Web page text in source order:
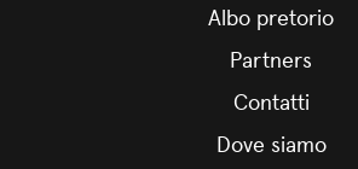
Albo pretorio
Partners
Contatti
Dove siamo